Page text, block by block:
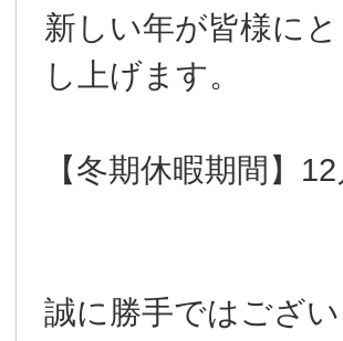
新しい年が皆様に
し上げます。
【冬期休暇期間】
誠に勝手ではござ